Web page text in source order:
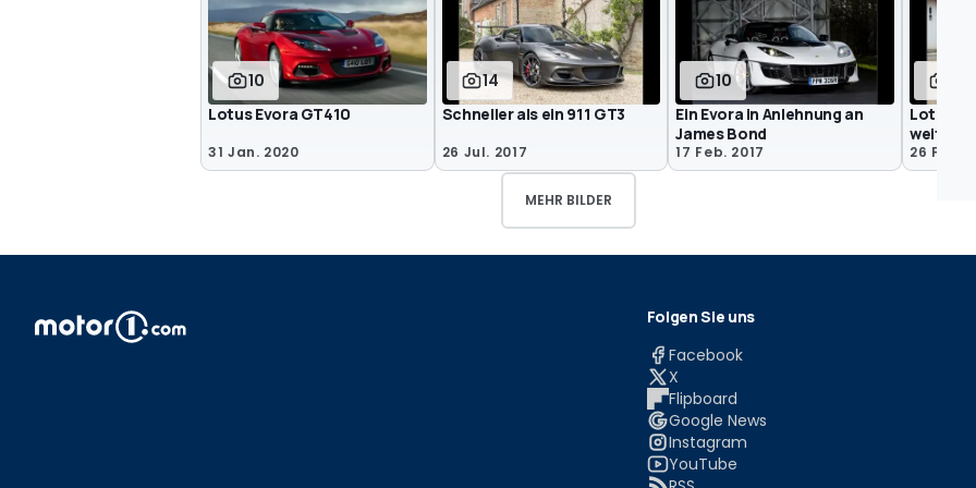
10
Lotus Evora GT410
31 Jan. 2020
14
Schneller als ein 911 GT3
26 Jul. 2017
10
Ein Evora in Anlehnung an
James Bond
17 Feb. 2017
Lotus
weiter ab
26 Feb.
MEHR BILDER
Folgen Sie uns
Facebook
X
Flipboard
Google News
Instagram
YouTube